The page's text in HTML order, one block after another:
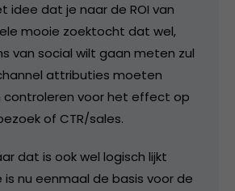
idee dat je naar de ROI van
mooie zoektocht dat wel,
van social wilt gaan meten zul
attributies moeten
controleren voor het effect op
of CTR/sales.
dat is ook wel logisch lijkt
nu eenmaal de basis voor de